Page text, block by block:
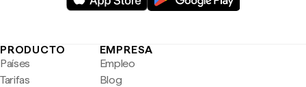
PRODUCTO
Países
Tarifas
EMPRESA
Empleo
Blog